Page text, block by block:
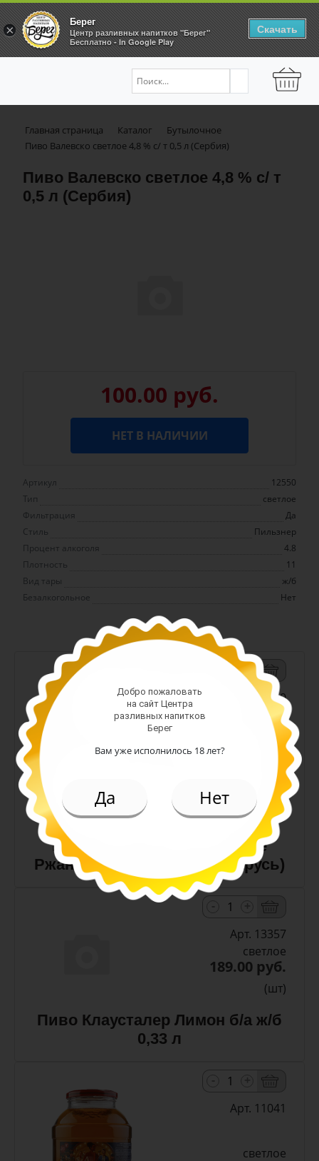
Главная страница Каталог
Бутылочное
Пиво Валевско светлое 4,8 % с/ т 0,5 л (Сербия)
Пиво Валевско светлое 4,8 % с/ т
0,5 л (Сербия)
100.00 руб.
НЕТ В НАЛИЧИИ
Артикул
12550
Тип
светлое
Фильтрация
Да
Стиль
Пильзнер
Процент алкоголя
4.8
Плотность
11
Вид тары
ж/б
Безалкогольное
Нет
+
Арт. 10990
темное
Алк: 5%
Плотность: 11.6%
186.00 руб.
(шт)
Пиво Лидское Жигулевское
Ржаное 5,0% с/т 0,5 л (Беларусь)
Арт. 13357
светлое
189.00 руб.
(шт)
Пиво Клаусталер Лимон б/а ж/б
0,33 л
Арт. 11041
светлое
Добро пожаловать
на сайт Центра
разливных напитков
Берег
Вам уже исполнилось 18 лет?
Да Нет
×
Берег
Центр разливных напитков "Берег"
Бесплатно - In Google Play
Скачать